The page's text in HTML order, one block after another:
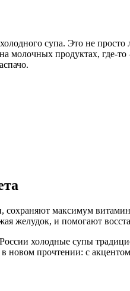
супа. Это не
молочных продуктах, где-
максимум
желудок, и помогают
холодные супы
прочтении: с акцентом